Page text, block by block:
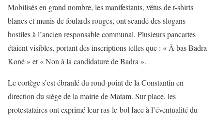
Mobilisés en grand nombre, les manifestants, vêtus de t-shirts
blancs et munis de foulards rouges, ont scandé des slogans
hostiles à l’ancien responsable communal. Plusieurs pancartes
étaient visibles, portant des inscriptions telles que : « À bas Badra
Koné » et « Non à la candidature de Badra ».
Le cortège s’est ébranlé du rond-point de la Constantin en
direction du siège de la mairie de Matam. Sur place, les
protestataires ont exprimé leur ras-le-bol face à l’éventualité du